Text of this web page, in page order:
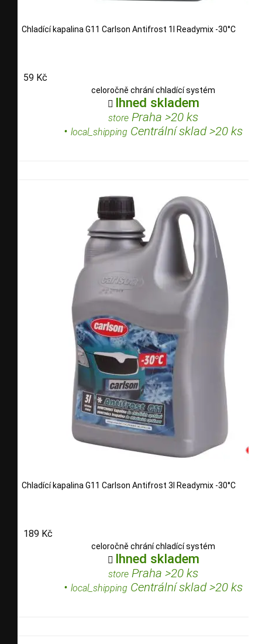
Chladící kapalina G11 Carlson Antifrost 1l Readymix -30°C
59 Kč
celoročně chrání chladící systém
 Ihned skladem
store Praha >20 ks
• local_shipping Centrální sklad >20 ks
Chladící kapalina G11 Carlson Antifrost 3l Readymix -30°C
189 Kč
celoročně chrání chladící systém
 Ihned skladem
store Praha >20 ks
• local_shipping Centrální sklad >20 ks